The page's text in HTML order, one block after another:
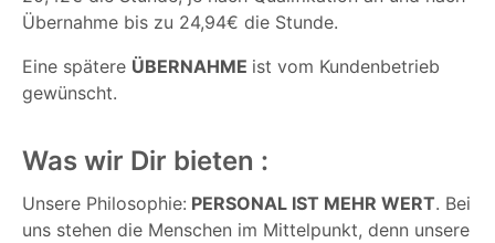
Übernahme bis zu 24,94€ die Stunde.
Eine spätere ÜBERNAHME ist vom Kundenbetrieb
gewünscht.
Was wir Dir bieten :
Unsere Philosophie: PERSONAL IST MEHR WERT. Bei
uns stehen die Menschen im Mittelpunkt, denn unsere